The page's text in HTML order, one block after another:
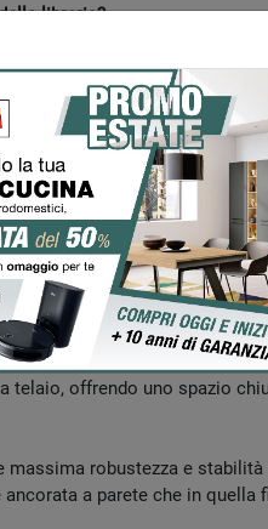
libreria?
completamente
basi contenitive,
libreria?
impiegata efficacemente
o nella camera da letto,
preferenza estetica e
con l'arredamento
perfetta per riporre
offrendo uno spazio
robustezza e
a parete che in